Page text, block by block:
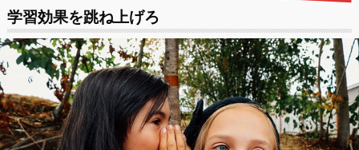
学習効果を跳ね上げろ